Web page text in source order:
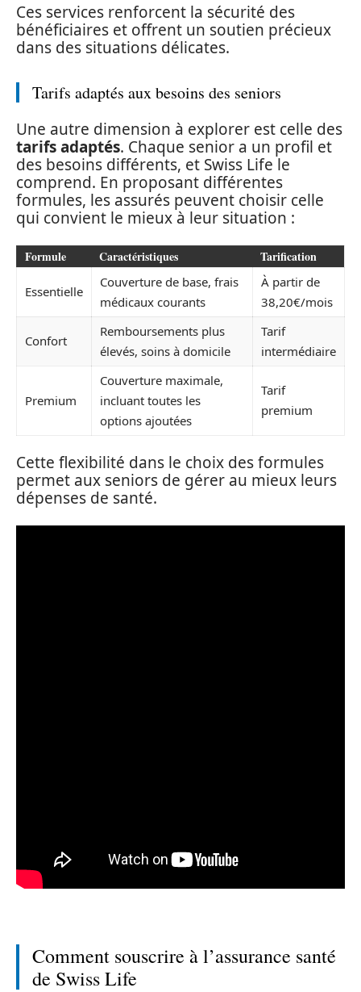
Ces services renforcent la sécurité des
bénéficiaires et offrent un soutien précieux
dans des situations délicates.
Tarifs adaptés aux besoins des seniors
Une autre dimension à explorer est celle des
tarifs adaptés. Chaque senior a un profil et
des besoins différents, et Swiss Life le
comprend. En proposant différentes
formules, les assurés peuvent choisir celle
qui convient le mieux à leur situation :
Formule Caractéristiques Tarification
Essentielle
Couverture de base, frais
médicaux courants
À partir de
38,20€/mois
Confort
Remboursements plus
élevés, soins à domicile
Tarif
intermédiaire
Premium
Couverture maximale,
incluant toutes les
options ajoutées
Tarif
premium
Cette flexibilité dans le choix des formules
permet aux seniors de gérer au mieux leurs
dépenses de santé.
Comment souscrire à l’assurance santé
de Swiss Life